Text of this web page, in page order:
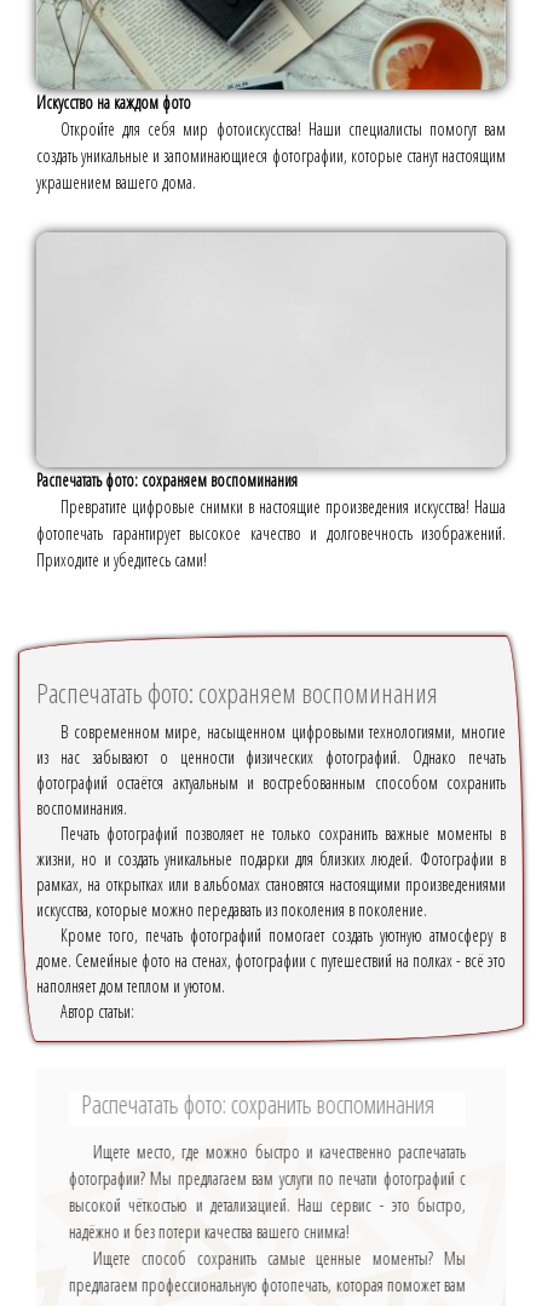
Искусство на каждом фото
Откройте для себя мир фотоискусства! Наши специалисты помогут вам
создать уникальные и запоминающиеся фотографии, которые станут настоящим
украшением вашего дома.
Распечатать фото: сохраняем воспоминания
Превратите цифровые снимки в настоящие произведения искусства! Наша
фотопечать гарантирует высокое качество и долговечность изображений.
Приходите и убедитесь сами!
Распечатать фото: сохраняем воспоминания
В современном мире, насыщенном цифровыми технологиями, многие
из нас забывают о ценности физических фотографий. Однако печать
фотографий остаётся актуальным и востребованным способом сохранить
воспоминания.
Печать фотографий позволяет не только сохранить важные моменты в
жизни, но и создать уникальные подарки для близких людей. Фотографии в
рамках, на открытках или в альбомах становятся настоящими произведениями
искусства, которые можно передавать из поколения в поколение.
Кроме того, печать фотографий помогает создать уютную атмосферу в
доме. Семейные фото на стенах, фотографии с путешествий на полках - всё это
наполняет дом теплом и уютом.
Автор статьи:
Распечатать фото: сохранить воспоминания
Ищете место, где можно быстро и качественно распечатать
фотографии? Мы предлагаем вам услуги по печати фотографий с
высокой чёткостью и детализацией. Наш сервис - это быстро,
надёжно и без потери качества вашего снимка!
Ищете способ сохранить самые ценные моменты? Мы
предлагаем профессиональную фотопечать, которая поможет вам